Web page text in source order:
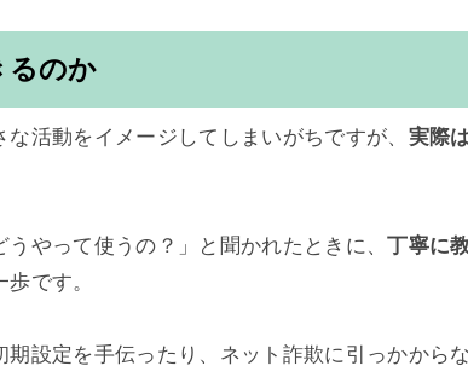
るのか
活動をイメージしてしまいがちですが、 実際は
やって使うの？」と聞かれたときに、丁寧に
です。
設定を手伝ったり、ネット詐欺に引っかからな